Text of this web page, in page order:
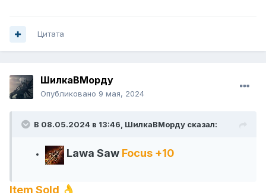
Цитата
ШилкаВМорду
Опубликовано 9 мая, 2024
В 08.05.2024 в 13:46, ШилкаВМорду сказал:
Lawa Saw Focus +10
Item Sold 👌